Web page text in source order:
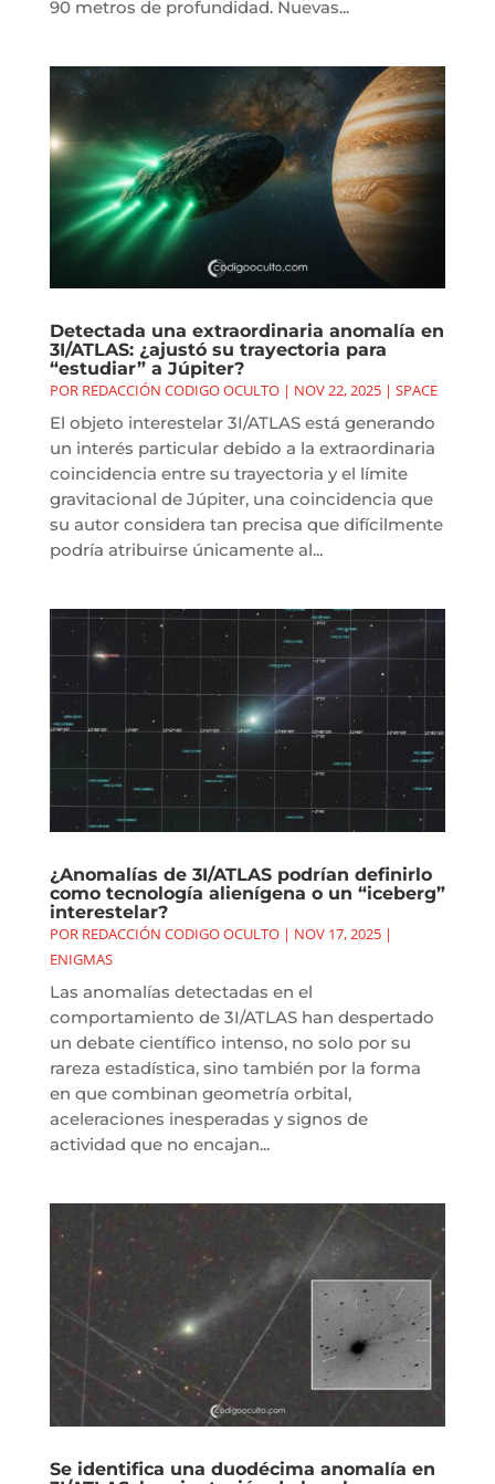
90 metros de profundidad. Nuevas...
Detectada una extraordinaria anomalía en
3I/ATLAS: ¿ajustó su trayectoria para
“estudiar” a Júpiter?
POR REDACCIÓN CODIGO OCULTO| NOV 22, 2025| SPACE
El objeto interestelar 3I/ATLAS está generando
un interés particular debido a la extraordinaria
coincidencia entre su trayectoria y el límite
gravitacional de Júpiter, una coincidencia que
su autor considera tan precisa que difícilmente
podría atribuirse únicamente al...
¿Anomalías de 3I/ATLAS podrían definirlo
como tecnología alienígena o un “iceberg”
interestelar?
POR REDACCIÓN CODIGO OCULTO| NOV 17, 2025|
ENIGMAS
Las anomalías detectadas en el
comportamiento de 3I/ATLAS han despertado
un debate científico intenso, no solo por su
rareza estadística, sino también por la forma
en que combinan geometría orbital,
aceleraciones inesperadas y signos de
actividad que no encajan...
Se identifica una duodécima anomalía en